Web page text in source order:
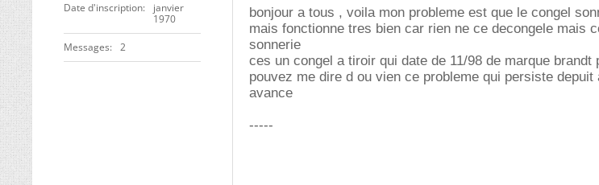
Date d'inscription
janvier
1970
Messages 2
bonjour a tous , voila mon probleme est que le congel
mais fonctionne tres bien car rien ne ce decongele mais
sonnerie
ces un congel a tiroir qui date de 11/98 de marque brandt
pouvez me dire d ou vien ce probleme qui persiste
avance
-----